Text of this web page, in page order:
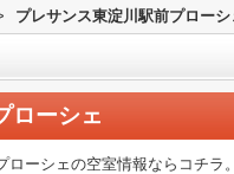
プレサンス東淀川駅前プローシ
ローシェ
ーシェの空室情報ならコチラ